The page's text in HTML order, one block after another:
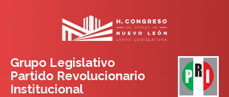
Grupo Legislativo
Partido Revolucionario
Institucional